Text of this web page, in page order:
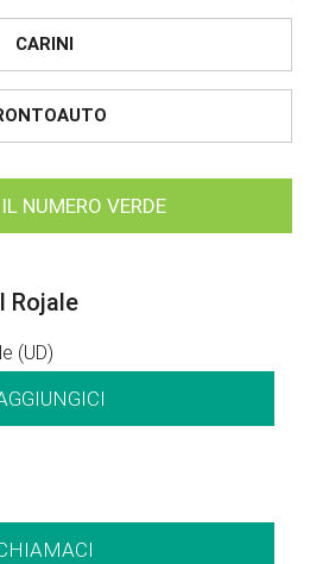
CARINI
NUMERO VERDE
Rojale
(UD)